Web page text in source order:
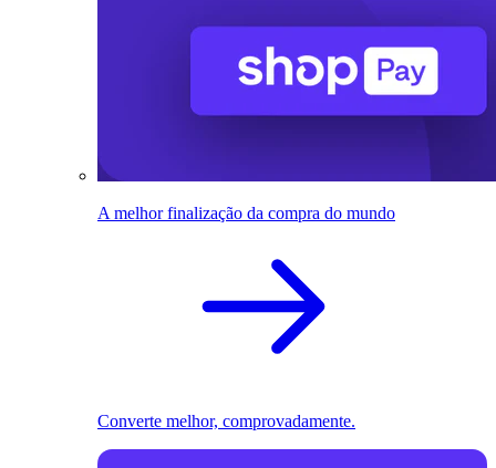
A melhor finalização da compra do mundo
Converte melhor, comprovadamente.